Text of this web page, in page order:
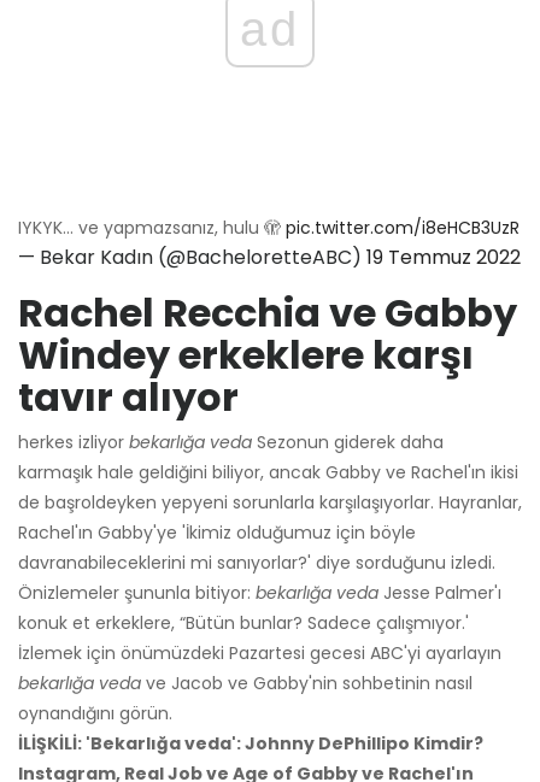
ad
IYKYK… ve yapmazsanız, hulu 🫣 pic.twitter.com/i8eHCB3UzR
— Bekar Kadın (@BacheloretteABC) 19 Temmuz 2022
Rachel Recchia ve Gabby
Windey erkeklere karşı
tavır alıyor
herkes izliyor bekarlığa veda Sezonun giderek daha
karmaşık hale geldiğini biliyor, ancak Gabby ve Rachel'ın ikisi
de başroldeyken yepyeni sorunlarla karşılaşıyorlar. Hayranlar,
Rachel'ın Gabby'ye 'İkimiz olduğumuz için böyle
davranabileceklerini mi sanıyorlar?' diye sorduğunu izledi.
Önizlemeler şununla bitiyor: bekarlığa veda Jesse Palmer'ı
konuk et erkeklere, “Bütün bunlar? Sadece çalışmıyor.'
İzlemek için önümüzdeki Pazartesi gecesi ABC'yi ayarlayın
bekarlığa veda ve Jacob ve Gabby'nin sohbetinin nasıl
oynandığını görün.
İLİŞKİLİ: 'Bekarlığa veda': Johnny DePhillipo Kimdir?
Instagram, Real Job ve Age of Gabby ve Rachel'ın